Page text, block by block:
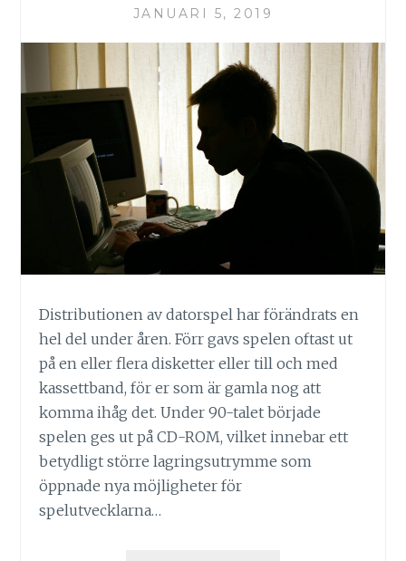
JANUARI 5, 2019
Distributionen av datorspel har förändrats en
hel del under åren. Förr gavs spelen oftast ut
på en eller flera disketter eller till och med
kassettband, för er som är gamla nog att
komma ihåg det. Under 90-talet började
spelen ges ut på CD-ROM, vilket innebar ett
betydligt större lagringsutrymme som
öppnade nya möjligheter för
spelutvecklarna…